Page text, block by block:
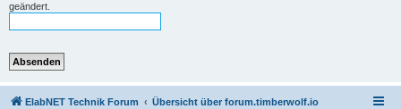
geändert.
ElabNET Technik Forum Übersicht über forum.timberwolf.io